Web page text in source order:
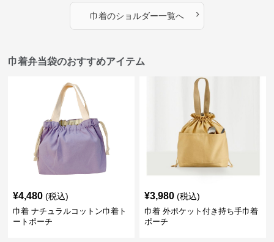
巾着のショルダー一覧へ ›
巾着弁当袋のおすすめアイテム
¥4,480 (税込)
巾着 ナチュラルコットン巾着ト
ートポーチ
¥3,980 (税込)
巾着 外ポケット付き持ち手巾着
ポーチ